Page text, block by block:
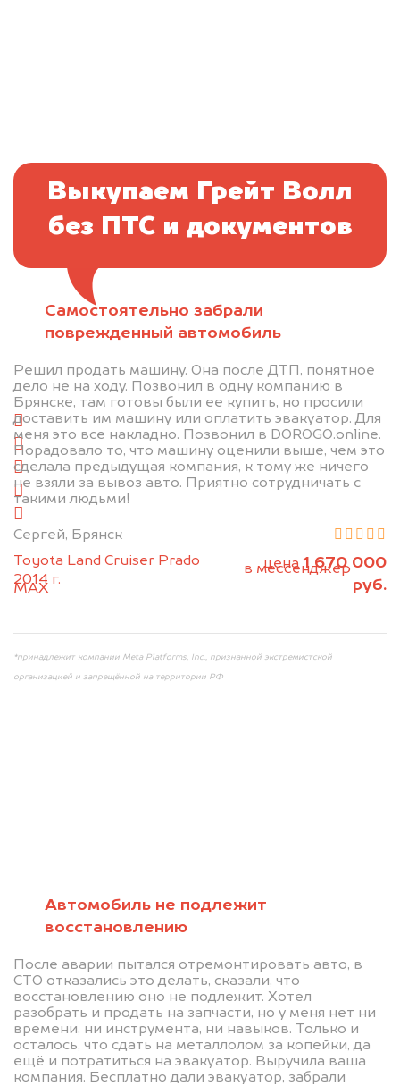
Самостоятельно забрали
поврежденный автомобиль
Решил продать машину. Она после ДТП, понятное
дело не на ходу. Позвонил в одну компанию в
Брянске, там готовы были ее купить, но просили
доставить им машину или оплатить эвакуатор. Для
меня это все накладно. Позвонил в DOROGO.online.
Порадовало то, что машину оценили выше, чем это
сделала предыдущая компания, к тому же ничего
не взяли за вывоз авто. Приятно сотрудничать с
такими людьми!
Сергей, Брянск
Toyota Land Cruiser Prado
2014 г.
цена1 670 000
руб.
Автомобиль не подлежит
восстановлению
После аварии пытался отремонтировать авто, в
СТО отказались это делать, сказали, что
восстановлению оно не подлежит. Хотел
разобрать и продать на запчасти, но у меня нет ни
времени, ни инструмента, ни навыков. Только и
осталось, что сдать на металлолом за копейки, да
ещё и потратиться на эвакуатор. Выручила ваша
компания. Бесплатно дали эвакуатор, забрали
Выкупаем Грейт Волл
без ПТС и документов
Отправьте фотографии автомобиля — через
1. Сфотографируйте машину:
спереди
сзади
слева
+79584983298 по WhatsApp*, в мессенджер
MAX
*принадлежит компании Meta Platforms, Inc., признанной экстремистской
организацией и запрещённой на территории РФ
БЕСПЛАТНО
разборку.
Мы купим ваше авто на 20.000 руб.
дороже, чем предлагают на
автоаукционах.